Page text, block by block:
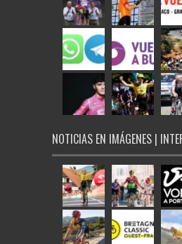
NOTICIAS EN IMÁGENES |